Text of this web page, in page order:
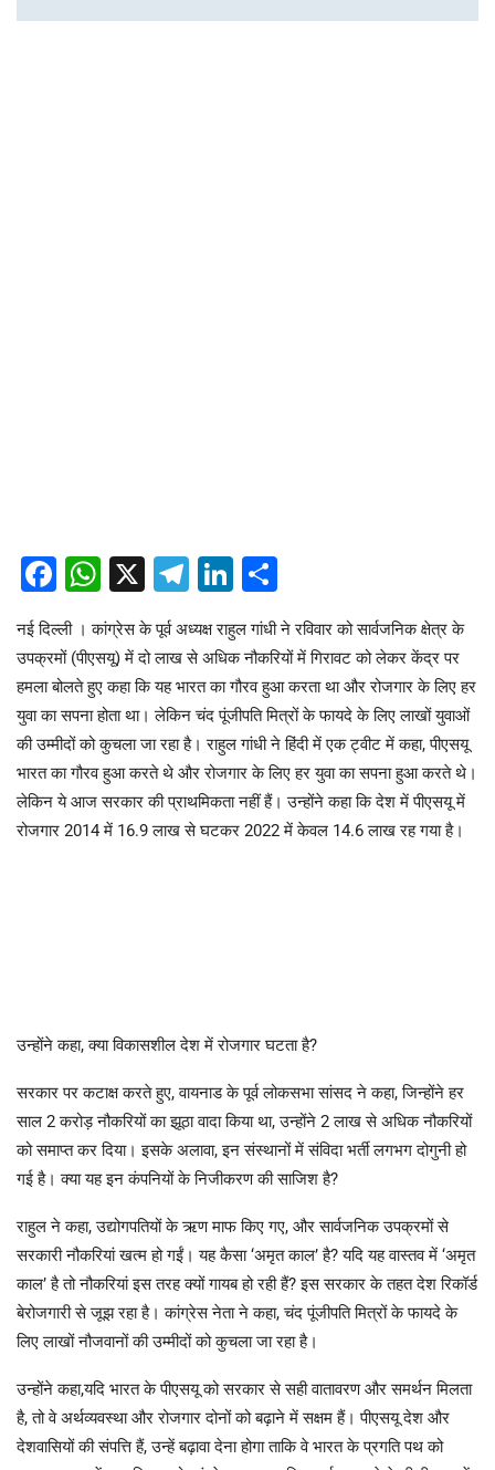
Facebook
WhatsApp
X Telegram
LinkedIn
नई दिल्ली । कांग्रेस के पूर्व अध्यक्ष राहुल गांधी ने रविवार को सार्वजनिक क्षेत्र के
उपक्रमों (पीएसयू) में दो लाख से अधिक नौकरियों में गिरावट को लेकर केंद्र पर
हमला बोलते हुए कहा कि यह भारत का गौरव हुआ करता था और रोजगार के लिए हर
युवा का सपना होता था। लेकिन चंद पूंजीपति मित्रों के फायदे के लिए लाखों युवाओं
की उम्मीदों को कुचला जा रहा है। राहुल गांधी ने हिंदी में एक ट्वीट में कहा, पीएसयू
भारत का गौरव हुआ करते थे और रोजगार के लिए हर युवा का सपना हुआ करते थे।
लेकिन ये आज सरकार की प्राथमिकता नहीं हैं। उन्होंने कहा कि देश में पीएसयू में
रोजगार 2014 में 16.9 लाख से घटकर 2022 में केवल 14.6 लाख रह गया है।
उन्होंने कहा, क्या विकासशील देश में रोजगार घटता है?
सरकार पर कटाक्ष करते हुए, वायनाड के पूर्व लोकसभा सांसद ने कहा, जिन्होंने हर
साल 2 करोड़ नौकरियों का झूठा वादा किया था, उन्होंने 2 लाख से अधिक नौकरियों
को समाप्त कर दिया। इसके अलावा, इन संस्थानों में संविदा भर्ती लगभग दोगुनी हो
गई है। क्या यह इन कंपनियों के निजीकरण की साजिश है?
राहुल ने कहा, उद्योगपतियों के ऋण माफ किए गए, और सार्वजनिक उपक्रमों से
सरकारी नौकरियां खत्म हो गईं। यह कैसा ‘अमृत काल’ है? यदि यह वास्तव में ‘अमृत
काल’ है तो नौकरियां इस तरह क्यों गायब हो रही हैं? इस सरकार के तहत देश रिकॉर्ड
बेरोजगारी से जूझ रहा है। कांग्रेस नेता ने कहा, चंद पूंजीपति मित्रों के फायदे के
लिए लाखों नौजवानों की उम्मीदों को कुचला जा रहा है।
उन्होंने कहा,यदि भारत के पीएसयू को सरकार से सही वातावरण और समर्थन मिलता
है, तो वे अर्थव्यवस्था और रोजगार दोनों को बढ़ाने में सक्षम हैं। पीएसयू देश और
देशवासियों की संपत्ति हैं, उन्हें बढ़ावा देना होगा ताकि वे भारत के प्रगति पथ को